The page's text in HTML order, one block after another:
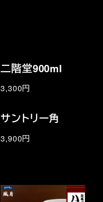
二階堂900ml
3,300円
サントリー角
3,900円